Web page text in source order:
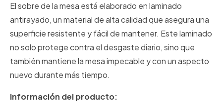
El sobre de la mesa está elaborado en laminado
antirayado, un material de alta calidad que asegura una
superficie resistente y fácil de mantener. Este laminado
no solo protege contra el desgaste diario, sino que
también mantiene la mesa impecable y con un aspecto
nuevo durante más tiempo.
Información del producto: